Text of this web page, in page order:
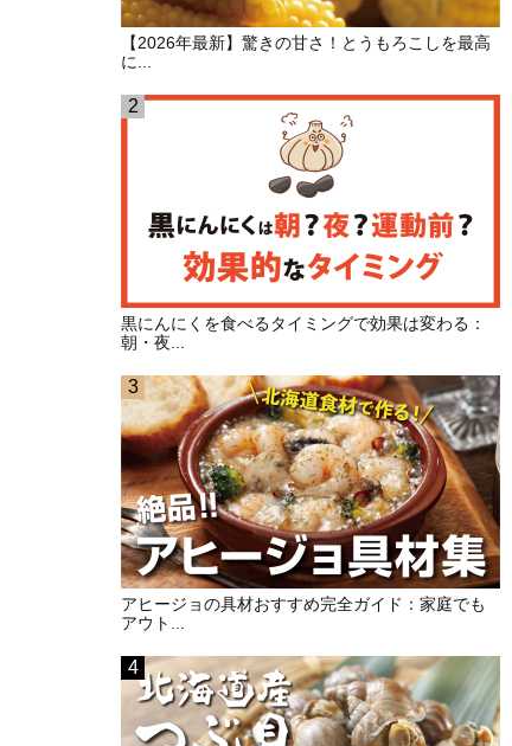
【2026年最新】驚きの甘さ！とうもろこしを最高
に...
黒にんにくを食べるタイミングで効果は変わる：
朝・夜...
アヒージョの具材おすすめ完全ガイド：家庭でも
アウト...